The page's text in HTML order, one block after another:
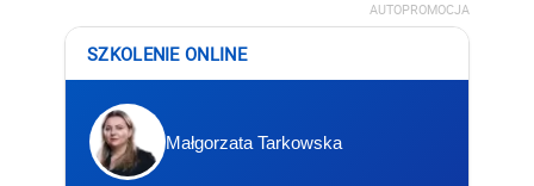
AUTOPROMOCJA
SZKOLENIE ONLINE
Małgorzata Tarkowska